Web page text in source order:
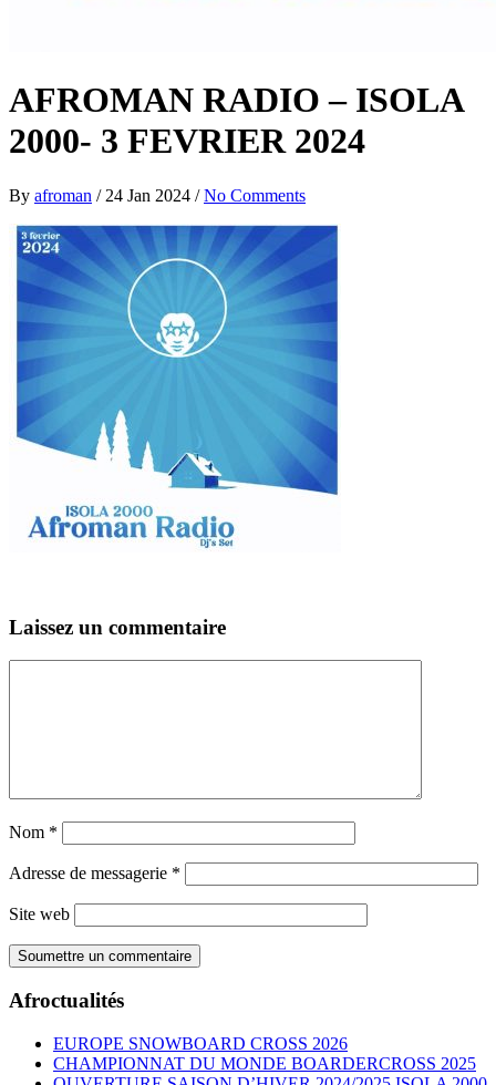
AFROMAN RADIO – ISOLA
2000- 3 FEVRIER 2024
By afroman / 24 Jan 2024 / No Comments
Laissez un commentaire
Nom *
Adresse de messagerie *
Site web
Afroctualités
EUROPE SNOWBOARD CROSS 2026
CHAMPIONNAT DU MONDE BOARDERCROSS 2025